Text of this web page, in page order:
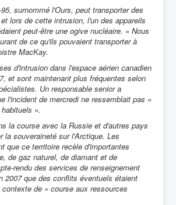
surnommé l'Ours, peut transporter des
lors de cette intrusion, l'un des appareils
peut-être une ogive nucléaire. « Nous
de ce qu'ils pouvaient transporter à
MacKay.
d'intrusion dans l'espace aérien canadien
et sont maintenant plus fréquentes selon
Un responsable senior a
l'incident de mercredi ne ressemblait pas «
».
la course avec la Russie et d'autres pays
la souveraineté sur l'Arctique. Les
que ce territoire recèle d'importantes
de gaz naturel, de diamant et de
rendu des services de renseignement
2007 que des conflits éventuels étaient
de « course aux ressources